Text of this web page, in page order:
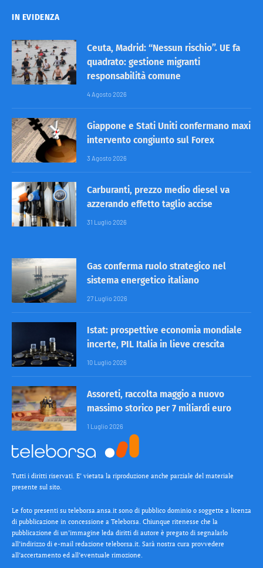
IN EVIDENZA
Ceuta, Madrid: “Nessun rischio”. UE fa
quadrato: gestione migranti
responsabilità comune
4 Agosto 2026
Giappone e Stati Uniti confermano maxi
intervento congiunto sul Forex
3 Agosto 2026
Carburanti, prezzo medio diesel va
azzerando effetto taglio accise
31 Luglio 2026
Gas conferma ruolo strategico nel
sistema energetico italiano
27 Luglio 2026
Istat: prospettive economia mondiale
incerte, PIL Italia in lieve crescita
10 Luglio 2026
Assoreti, raccolta maggio a nuovo
massimo storico per 7 miliardi euro
1 Luglio 2026
Tutti i diritti riservati. E’ vietata la riproduzione anche parziale del materiale
presente sul sito.
Le foto presenti su teleborsa.ansa.it sono di pubblico dominio o soggette a licenza
di pubblicazione in concessione a Teleborsa. Chiunque ritenesse che la
pubblicazione di un’immagine leda diritti di autore è pregato di segnalarlo
all’indirizzo di e-mail redazione teleborsa.it. Sarà nostra cura provvedere
all’accertamento ed all’eventuale rimozione.